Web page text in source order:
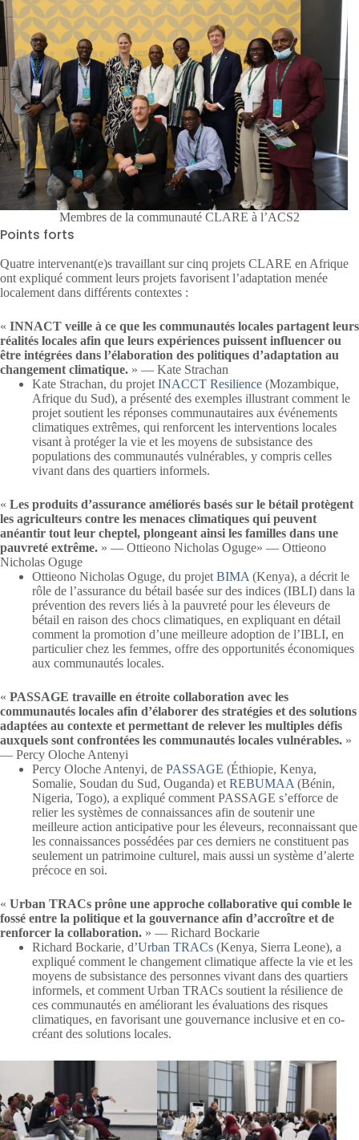
Membres de la communauté CLARE à l’ACS2
Points forts
Quatre intervenant(e)s travaillant sur cinq projets CLARE en Afrique
ont expliqué comment leurs projets favorisent l’adaptation menée
localement dans différents contextes :
« INNACT veille à ce que les communautés locales partagent leurs
réalités locales afin que leurs expériences puissent influencer ou
être intégrées dans l’élaboration des politiques d’adaptation au
changement climatique. » — Kate Strachan
Kate Strachan, du projet INACCT Resilience (Mozambique,
Afrique du Sud), a présenté des exemples illustrant comment le
projet soutient les réponses communautaires aux événements
climatiques extrêmes, qui renforcent les interventions locales
visant à protéger la vie et les moyens de subsistance des
populations des communautés vulnérables, y compris celles
vivant dans des quartiers informels.
« Les produits d’assurance améliorés basés sur le bétail protègent
les agriculteurs contre les menaces climatiques qui peuvent
anéantir tout leur cheptel, plongeant ainsi les familles dans une
pauvreté extrême. » — Ottieono Nicholas Oguge» — Ottieono
Nicholas Oguge
Ottieono Nicholas Oguge, du projet BIMA (Kenya), a décrit le
rôle de l’assurance du bétail basée sur des indices (IBLI) dans la
prévention des revers liés à la pauvreté pour les éleveurs de
bétail en raison des chocs climatiques, en expliquant en détail
comment la promotion d’une meilleure adoption de l’IBLI, en
particulier chez les femmes, offre des opportunités économiques
aux communautés locales.
« PASSAGE travaille en étroite collaboration avec les
communautés locales afin d’élaborer des stratégies et des solutions
adaptées au contexte et permettant de relever les multiples défis
auxquels sont confrontées les communautés locales vulnérables. »
— Percy Oloche Antenyi
Percy Oloche Antenyi, de PASSAGE (Éthiopie, Kenya,
Somalie, Soudan du Sud, Ouganda) et REBUMAA (Bénin,
Nigeria, Togo), a expliqué comment PASSAGE s’efforce de
relier les systèmes de connaissances afin de soutenir une
meilleure action anticipative pour les éleveurs, reconnaissant que
les connaissances possédées par ces derniers ne constituent pas
seulement un patrimoine culturel, mais aussi un système d’alerte
précoce en soi.
« Urban TRACs prône une approche collaborative qui comble le
fossé entre la politique et la gouvernance afin d’accroître et de
renforcer la collaboration. » — Richard Bockarie
Richard Bockarie, d’Urban TRACs (Kenya, Sierra Leone), a
expliqué comment le changement climatique affecte la vie et les
moyens de subsistance des personnes vivant dans des quartiers
informels, et comment Urban TRACs soutient la résilience de
ces communautés en améliorant les évaluations des risques
climatiques, en favorisant une gouvernance inclusive et en co-
créant des solutions locales.